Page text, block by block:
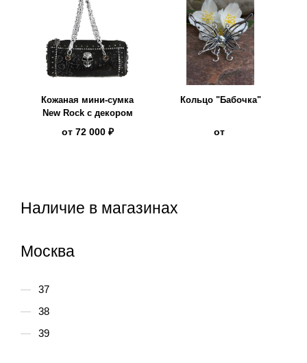
Кожаная мини-сумка
New Rock с декором
от 72 000 ₽
Кольцо "Бабочка"
от
Наличие в магазинах
Москва
37
38
39